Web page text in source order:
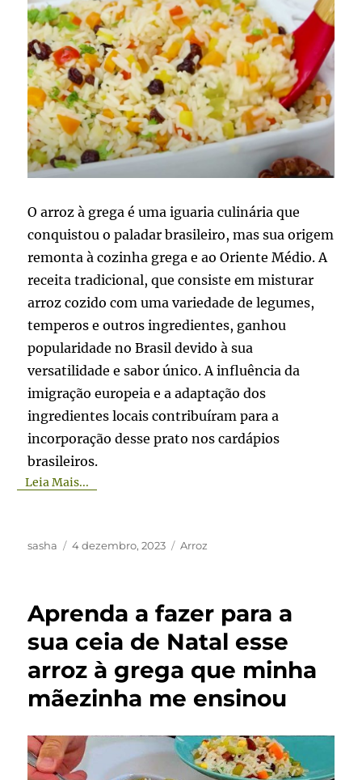
O arroz à grega é uma iguaria culinária que
conquistou o paladar brasileiro, mas sua origem
remonta à cozinha grega e ao Oriente Médio. A
receita tradicional, que consiste em misturar
arroz cozido com uma variedade de legumes,
temperos e outros ingredientes, ganhou
popularidade no Brasil devido à sua
versatilidade e sabor único. A influência da
imigração europeia e a adaptação dos
ingredientes locais contribuíram para a
incorporação desse prato nos cardápios
brasileiros.
Leia Mais...
Autor
sasha
Publicado
4 dezembro, 2023 Categorias
Arroz
Aprenda a fazer para a
sua ceia de Natal esse
arroz à grega que minha
mãezinha me ensinou